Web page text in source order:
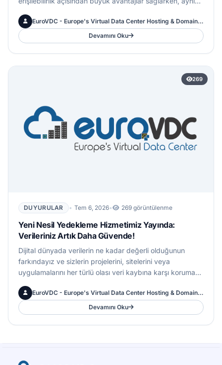
EuroVDC - Europe's Virtual Data Center Hosting & Domains Inc.
Devamını Oku
269
DUYURULAR • Tem 6, 2026• 269 görüntülenme
Yeni Nesil Yedekleme Hizmetimiz Yayında:
Verileriniz Artık Daha Güvende!
Dijital dünyada verilerin ne kadar değerli olduğunun
farkındayız ve sizlerin projelerini, sitelerini veya
uygulamalarını her türlü olası veri kaybına karşı korumak
EuroVDC - Europe's Virtual Data Center Hosting & Domains Inc.
Devamını Oku